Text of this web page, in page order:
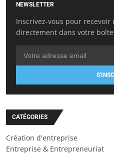
NEWSLETTER
Inscrivez-vous pour
directement dans votre
CATÉGORIES
Création d'entreprise
Entreprise & Entrepreneuriat